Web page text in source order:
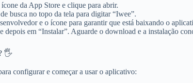
da App Store e clique para abrir.
busca no topo da tela para digitar “Iwee”.
e o ícone para garantir que está baixando o
depois em “Instalar”. Aguarde o download e a instalação
🖐️
configurar e começar a usar o aplicativo: